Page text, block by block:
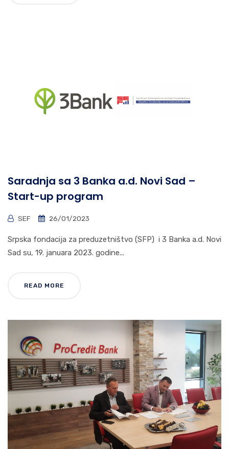
Saradnja sa 3 Banka a.d. Novi Sad –
Start-up program
SEF 26/01/2023
Srpska fondacija za preduzetništvo (SFP) i 3 Banka a.d. Novi
Sad su, 19. januara 2023. godine...
READ MORE